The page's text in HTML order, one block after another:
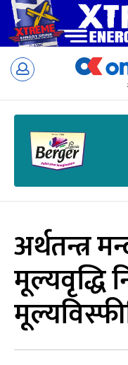
Skip
अर्थतन्त्र
मूल्यवृद्धि